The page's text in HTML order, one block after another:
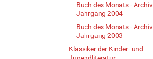
Buch des Monats - Archiv
Jahrgang 2004
Buch des Monats - Archiv
Jahrgang 2003
Klassiker der Kinder- und
Jugendliteratur